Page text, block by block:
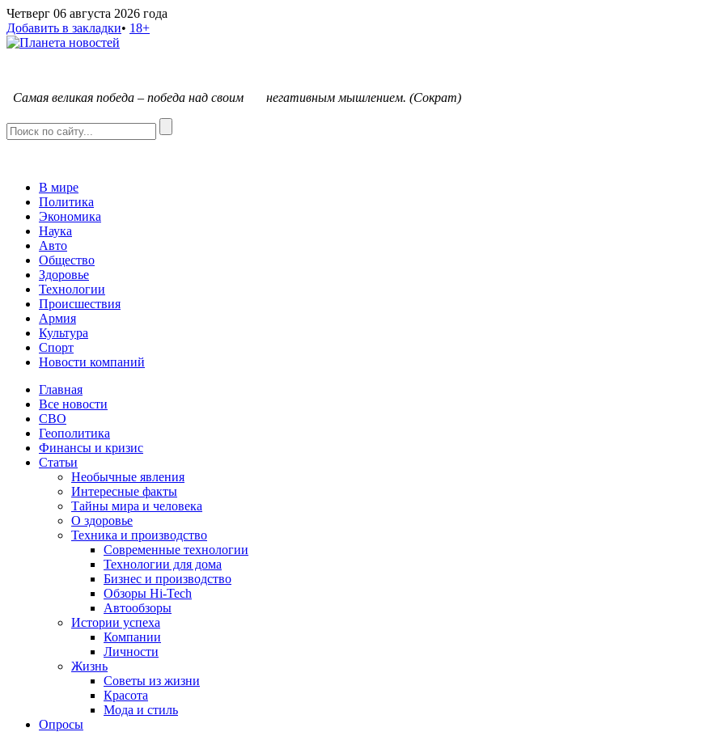
Четверг 06 августа 2026 года
Добавить в закладки• 18+
Самая великая победа – победа над своим негативным мышлением. (Сократ)
В мире
Политика
Экономика
Наука
Авто
Общество
Здоровье
Технологии
Происшествия
Армия
Культура
Спорт
Новости компаний
Главная
Все новости
СВО
Геополитика
Финансы и кризис
Статьи
Необычные явления
Интересные факты
Тайны мира и человека
О здоровье
Техника и производство
Современные технологии
Технологии для дома
Бизнес и производство
Обзоры Hi-Tech
Автообзоры
Истории успеха
Компании
Личности
Жизнь
Советы из жизни
Красота
Мода и стиль
Опросы